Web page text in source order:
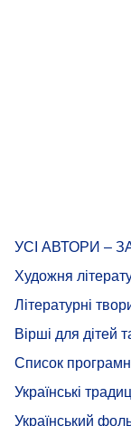
УСІ АВТОРИ –
Художня
Літературні
Вірші для дітей
Список
Українські
Український